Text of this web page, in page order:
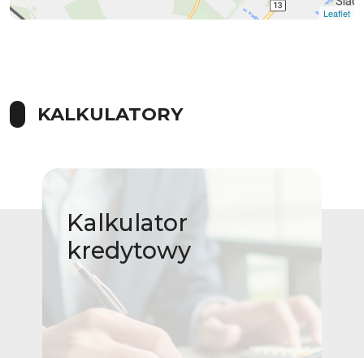
© OpenMapTiles © OpenStreetMap contributors
KALKULATORY
Kalkulator
kredytowy